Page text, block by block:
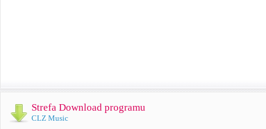
Strefa Download programu
CLZ Music